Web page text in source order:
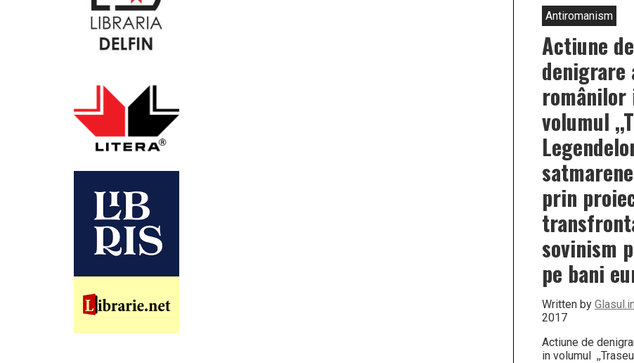
Antiromanism
Actiune de
denigrare
românilor
volumul
prin
sovinism
pe bani
Written by
2017
Actiune de
in volumul